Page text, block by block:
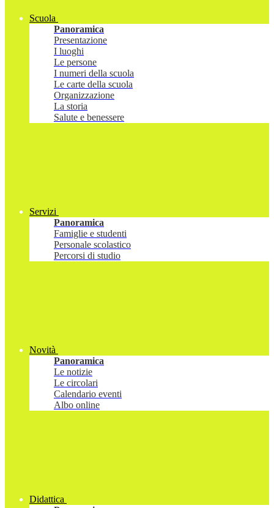
Scuola
Panoramica
Presentazione
I luoghi
Le persone
I numeri della scuola
Le carte della scuola
Organizzazione
La storia
Salute e benessere
Servizi
Panoramica
Famiglie e studenti
Personale scolastico
Percorsi di studio
Novità
Panoramica
Le notizie
Le circolari
Calendario eventi
Albo online
Didattica